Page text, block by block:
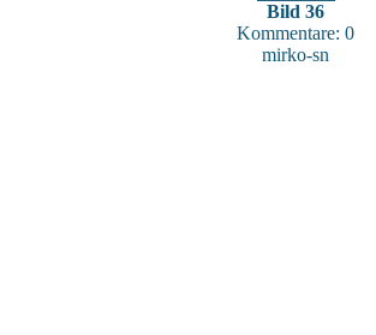
Bild 36
Kommentare: 0
mirko-sn